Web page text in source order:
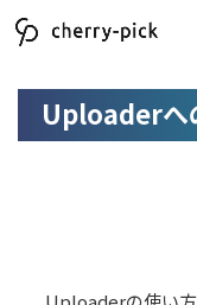
Uploaderへ